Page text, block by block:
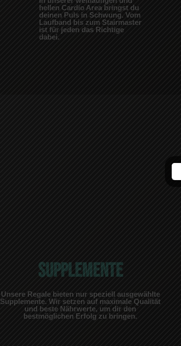
hellen Cardio Area bringst du
deinen Puls in Schwung. Vom
Laufband bis zum Stairmaster
ist für jeden das Richtige
dabei.
SUPPLEMENTE
Unsere Regale bieten nur speziell ausgewählte
Supplemente. Wir setzen auf maximale Qualität
und beste Nährwerte, um dir den
bestmöglichen Erfolg zu bringen.